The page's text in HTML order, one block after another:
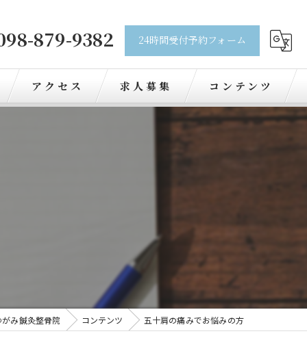
879-9382 24時間受付予約フォーム
アクセス 求人募集 コンテンツ
み鍼灸整骨院 コンテンツ 五十肩の痛みでお悩みの方